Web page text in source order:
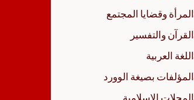
المرأة وقضايا المجتمع
القرآن والتفسير
اللغة العربية
المؤلفات بصيغة الوورد